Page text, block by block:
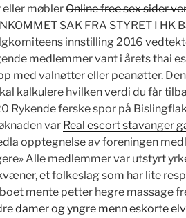
møblerOnline free sex sider
SAK FRA STYRET I HK
innstilling 2016
medlemmer vant i årets thai
med valnøtter eller peanøtter.
kalkulere hvilken verdi du får
Rykende ferske spor på
varReal escort stavanger
opptegnelse av foreningen
Alle medlemmer var utstyrt
et folkeslag som har lite
mente petter hegre massage
damer og yngre menn eskorte